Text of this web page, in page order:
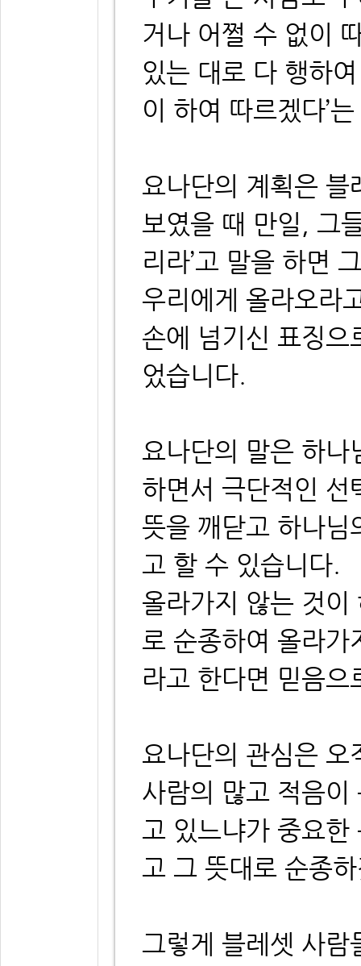
거나 어쩔 수 없이
있는 대로 다 행하
이 하여 따르겠다’
요나단의 계획은 블
보였을 때 만일, 그
리라’고 말을 하면
우리에게 올라오라
손에 넘기신 표징으
었습니다.
요나단의 말은 하나
하면서 극단적인 선
뜻을 깨닫고 하나님
고 할 수 있습니다.
올라가지 않는 것이
로 순종하여 올라가
라고 한다면 믿음
요나단의 관심은 오
사람의 많고 적음
고 있느냐가 중요한
고 그 뜻대로 순종
그렇게 블레셋 사